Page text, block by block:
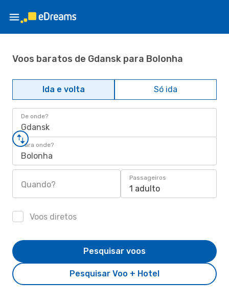
Voos baratos de Gdansk para Bolonha
Ida e volta Só ida
De onde?
Gdansk
Para onde?
Bolonha
Quando?
Passageiros
1 adulto
Voos diretos
Pesquisar Voo + Hotel
Pesquisar voos